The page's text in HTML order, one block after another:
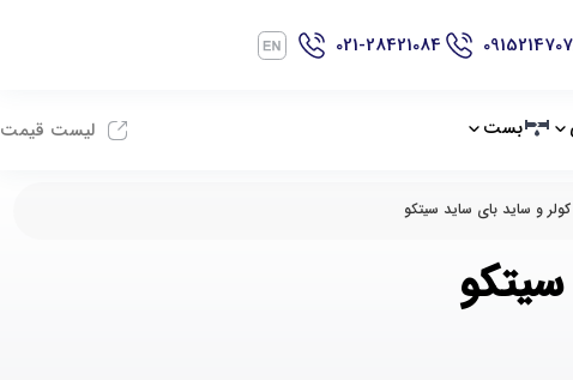
021-28421084
بست لیست قیمت
و ساید بای ساید سیتکو